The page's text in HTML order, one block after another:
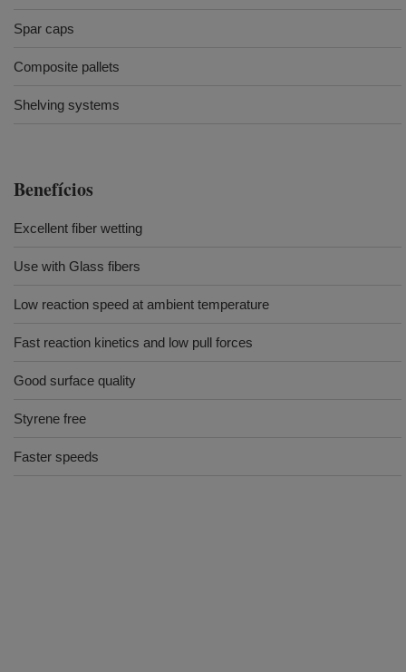
Spar caps
Composite pallets
Shelving systems
Benefícios
Excellent fiber wetting
Use with Glass fibers
Low reaction speed at ambient temperature
Fast reaction kinetics and low pull forces
Good surface quality
Styrene free
Faster speeds